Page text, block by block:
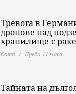
Тревога в
дронове над
хранилище с
Свят Преди 11 часа
Тайната на